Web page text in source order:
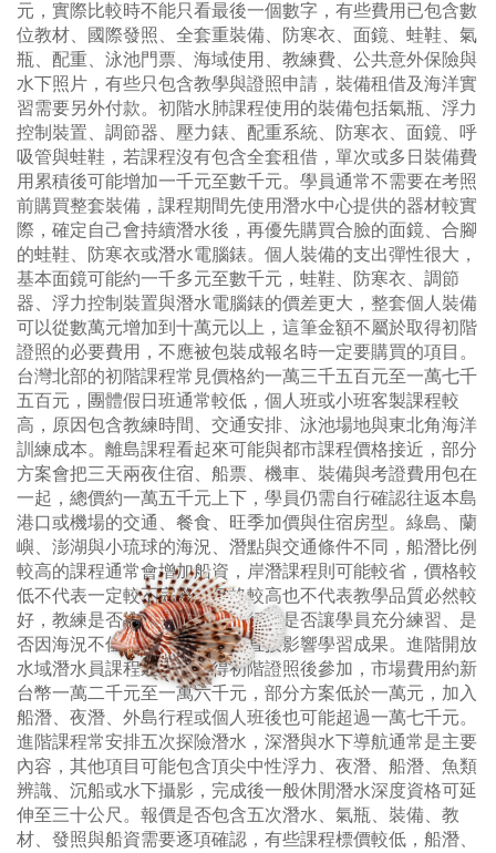
元，實際比較時不能只看最後一個數字，有些費用已包含數
位教材、國際發照、全套重裝備、防寒衣、面鏡、蛙鞋、氣
瓶、配重、泳池門票、海域使用、教練費、公共意外保險與
水下照片，有些只包含教學與證照申請，裝備租借及海洋實
習需要另外付款。初階水肺課程使用的裝備包括氣瓶、浮力
控制裝置、調節器、壓力錶、配重系統、防寒衣、面鏡、呼
吸管與蛙鞋，若課程沒有包含全套租借，單次或多日裝備費
用累積後可能增加一千元至數千元。學員通常不需要在考照
前購買整套裝備，課程期間先使用潛水中心提供的器材較實
際，確定自己會持續潛水後，再優先購買合臉的面鏡、合腳
的蛙鞋、防寒衣或潛水電腦錶。個人裝備的支出彈性很大，
基本面鏡可能約一千多元至數千元，蛙鞋、防寒衣、調節
器、浮力控制裝置與潛水電腦錶的價差更大，整套個人裝備
可以從數萬元增加到十萬元以上，這筆金額不屬於取得初階
證照的必要費用，不應被包裝成報名時一定要購買的項目。
台灣北部的初階課程常見價格約一萬三千五百元至一萬七千
五百元，團體假日班通常較低，個人班或小班客製課程較
高，原因包含教練時間、交通安排、泳池場地與東北角海洋
訓練成本。離島課程看起來可能與都市課程價格接近，部分
方案會把三天兩夜住宿、船票、機車、裝備與考證費用包在
一起，總價約一萬五千元上下，學員仍需自行確認往返本島
港口或機場的交通、餐食、旺季加價與住宿房型。綠島、蘭
嶼、澎湖與小琉球的海況、潛點與交通條件不同，船潛比例
較高的課程通常會增加船資，岸潛課程則可能較省，價格較
低不代表一定較不完整，價格較高也不代表教學品質必然較
好，教練是否按照訓練標準執行、是否讓學員充分練習、是
否因海況不佳取消下水，才會直接影響學習成果。進階開放
水域潛水員課程通常在取得初階證照後參加，市場費用約新
台幣一萬二千元至一萬六千元，部分方案低於一萬元，加入
船潛、夜潛、外島行程或個人班後也可能超過一萬七千元。
進階課程常安排五次探險潛水，深潛與水下導航通常是主要
內容，其他項目可能包含頂尖中性浮力、夜潛、船潛、魚類
辨識、沉船或水下攝影，完成後一般休閒潛水深度資格可延
伸至三十公尺。報價是否包含五次潛水、氣瓶、裝備、教
材、發照與船資需要逐項確認，有些課程標價較低，船潛、